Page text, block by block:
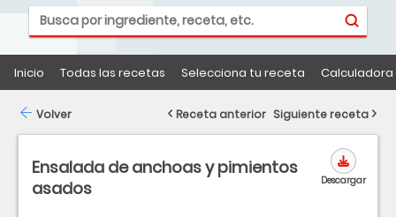
Inicio Todas las recetas Selecciona tu receta
Ensalada de anchoas y pimientos
asados
Descargar
Volver Receta anterior Siguiente receta